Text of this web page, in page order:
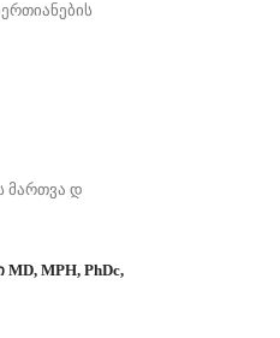
მართვა დ
MPH, PhDc,